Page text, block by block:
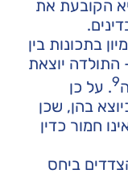
הקובעת את
בתכונות בין
יוצאת
9. על כן
בהן, שכן
חמור כדין
ביחס